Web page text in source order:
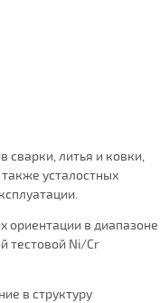
сварки, литья и ковки,
усталостных
ориентации в диапазоне
тестовой Ni/Cr
в структуру